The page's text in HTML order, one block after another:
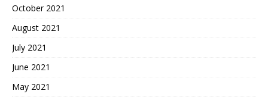
October 2021
August 2021
July 2021
June 2021
May 2021